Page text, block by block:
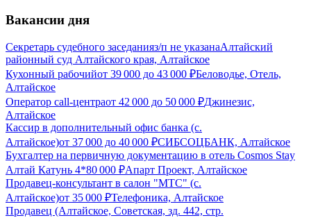
Вакансии дня
Секретарь судебного заседанияз/п не указанаАлтайский
районный суд Алтайского края, Алтайское
Кухонный рабочийот 39 000 до 43 000 ₽Беловодье, Отель,
Алтайское
Оператор call-центраот 42 000 до 50 000 ₽Джинезис,
Алтайское
Кассир в дополнительный офис банка (с.
Алтайское)от 37 000 до 40 000 ₽СИБСОЦБАНК, Алтайское
Бухгалтер на первичную документацию в отель Cosmos Stay
Алтай Катунь 4*80 000 ₽Апарт Проект, Алтайское
Продавец-консультант в салон "МТС" (с.
Алтайское)от 35 000 ₽Телефоника, Алтайское
Продавец (Алтайское, Советская, зд. 442, стр.